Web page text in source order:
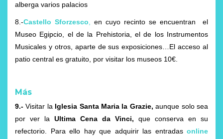
alberga varios palacios
8.-Castello Sforzesco, en cuyo recinto se encuentran el
Museo Egipcio, el de la Prehistoria, el de los Instrumentos
Musicales y otros, aparte de sus exposiciones…El acceso al
patio central es gratuito, por visitar los museos 10€.
Más
9.-Visitar laIglesia Santa Maria la Grazie,aunque solo sea
por ver la Ultima Cena da Vinci, que conserva en su
refectorio. Para ello hay que adquirir las entradasonline